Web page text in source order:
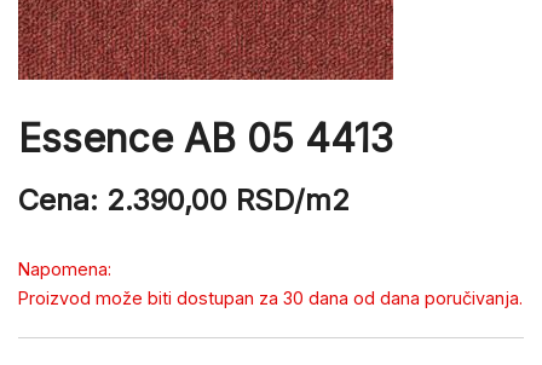
Essence AB 05 4413
Cena: 2.390,00 RSD/m2
Napomena:
Proizvod može biti dostupan za 30 dana od dana poručivanja.